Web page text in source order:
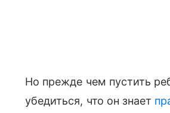
Но прежде чем пустить
убедиться, что он знает